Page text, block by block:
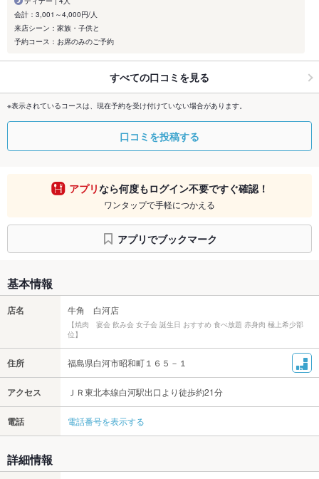
会計：3,001～4,000円/人
来店シーン：家族・子供と
予約コース：お席のみのご予約
すべての口コミを見る
※表示されているコースは、現在予約を受け付けていない場合があります。
口コミを投稿する
アプリなら何度もログイン不要ですぐ確認！
ワンタップで手軽につかえる
アプリでブックマーク
基本情報
店名 牛角 白河店
【焼肉 宴会 飲み会 女子会 誕生日 おすすめ 食べ放題 赤身肉 極上希少部
位】
住所 福島県白河市昭和町１６５－１
アクセス ＪＲ東北本線白河駅出口より徒歩約21分
電話 電話番号を表示する
詳細情報